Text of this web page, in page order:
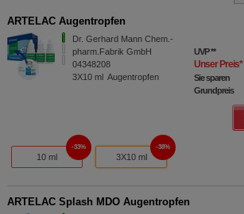
ARTELAC Augentropfen
Dr. Gerhard Mann Chem.-
pharm.Fabrik GmbH
04348208
3X10 ml Augentropfen
UVP**
Unser Preis*
Sie sparen
Grundpreis
10 ml
33%
3X10 ml
38%
ARTELAC Splash MDO Augentropfen